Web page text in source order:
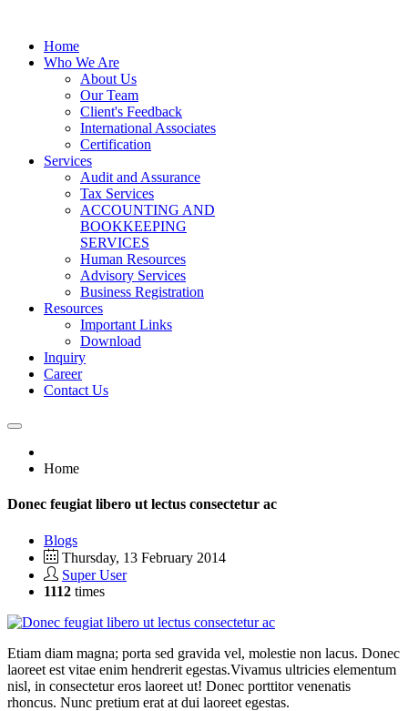
Home
Who We Are
About Us
Our Team
Client's Feedback
International Associates
Certification
Services
Audit and Assurance
Tax Services
ACCOUNTING AND
BOOKKEEPING
SERVICES
Human Resources
Advisory Services
Business Registration
Resources
Important Links
Download
Inquiry
Career
Contact Us
Home
Donec feugiat libero ut lectus consectetur ac
Blogs
Thursday, 13 February 2014
Super User
1112 times
Etiam diam magna; porta sed gravida vel, molestie non lacus. Donec
laoreet est vitae enim hendrerit egestas.Vivamus ultricies elementum
nisl, in consectetur eros laoreet ut! Donec porttitor venenatis
rhoncus. Nunc pretium erat at dui laoreet egestas.